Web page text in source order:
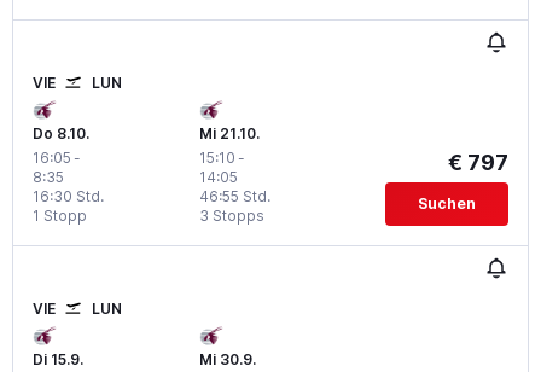
VIE LUN
Do 8.10.
16:05 -
8:35
1 Stopp
16:30 Std.
Mi 21.10.
15:10 -
14:05
3 Stopps
46:55 Std.
€ 797
Suchen
VIE LUN
Di 15.9.
Mi 30.9.